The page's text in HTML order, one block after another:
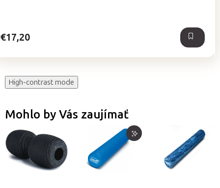
€17,20
High-contrast mode
Mohlo by Vás zaujímať